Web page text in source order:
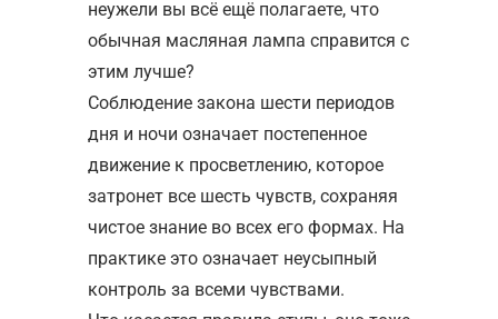
неужели вы всё ещё полагаете, что
обычная масляная лампа справится с
этим лучше?
Соблюдение закона шести периодов
дня и ночи означает постепенное
движение к просветлению, которое
затронет все шесть чувств, сохраняя
чистое знание во всех его формах. На
практике это означает неусыпный
контроль за всеми чувствами.